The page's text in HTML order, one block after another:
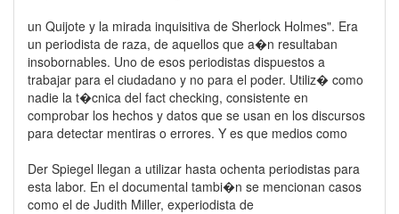
un Quijote y la mirada inquisitiva de Sherlock Holmes". Era
un periodista de raza, de aquellos que a�n resultaban
insobornables. Uno de esos periodistas dispuestos a
trabajar para el ciudadano y no para el poder. Utiliz� como
nadie la t�cnica del fact checking, consistente en
comprobar los hechos y datos que se usan en los discursos
para detectar mentiras o errores. Y es que medios como
Der Spiegel llegan a utilizar hasta ochenta periodistas para
esta labor. En el documental tambi�n se mencionan casos
como el de Judith Miller, experiodista de